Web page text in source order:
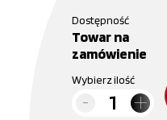
Dostępność
Towar na
zamówienie
Wybierz ilość